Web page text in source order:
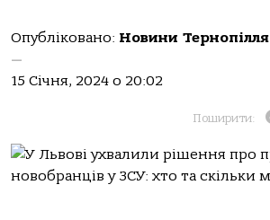
Опубліковано: Новини Тернопілля
—
15 Січня, 2024 о 20:02
Поширити: